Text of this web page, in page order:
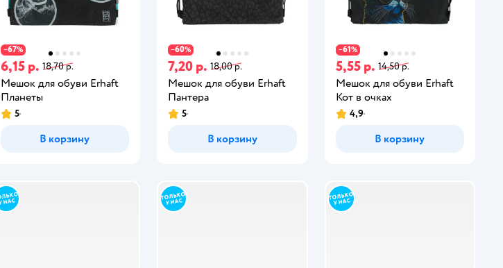
−67%
6,15 р. 18,70 р.
Мешок для обуви Erhaft
Планеты
5
В корзину
−60%
7,20 р. 18,00 р.
Мешок для обуви Erhaft
Пантера
5
В корзину
−61 %
5,55 р. 14,50 р.
Мешок для обуви Erhaft
Кот в очках
4,9
В корзину